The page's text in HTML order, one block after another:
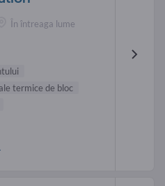
În întreaga lume
termice de bloc